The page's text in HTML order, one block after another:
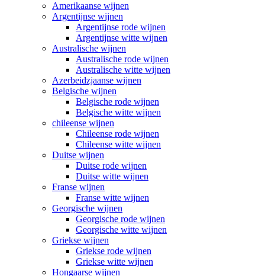
Amerikaanse wijnen
Argentijnse wijnen
Argentijnse rode wijnen
Argentijnse witte wijnen
Australische wijnen
Australische rode wijnen
Australische witte wijnen
Azerbeidzjaanse wijnen
Belgische wijnen
Belgische rode wijnen
Belgische witte wijnen
chileense wijnen
Chileense rode wijnen
Chileense witte wijnen
Duitse wijnen
Duitse rode wijnen
Duitse witte wijnen
Franse wijnen
Franse witte wijnen
Georgische wijnen
Georgische rode wijnen
Georgische witte wijnen
Griekse wijnen
Griekse rode wijnen
Griekse witte wijnen
Hongaarse wijnen